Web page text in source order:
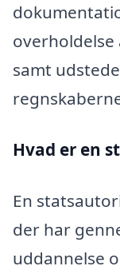
samt
Hvad er en
En
der har
uddannelse